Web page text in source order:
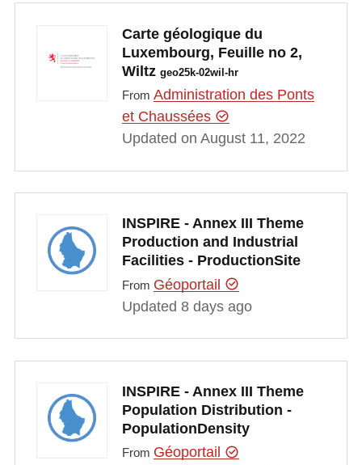
Carte géologique du
Luxembourg, Feuille no 2,
Wiltz geo25k-02wil-hr
From Administration des Ponts
et Chaussées
Updated on August 11, 2022
INSPIRE - Annex III Theme
Production and Industrial
Facilities - ProductionSite
From Géoportail
Updated 8 days ago
INSPIRE - Annex III Theme
Population Distribution -
PopulationDensity
From Géoportail